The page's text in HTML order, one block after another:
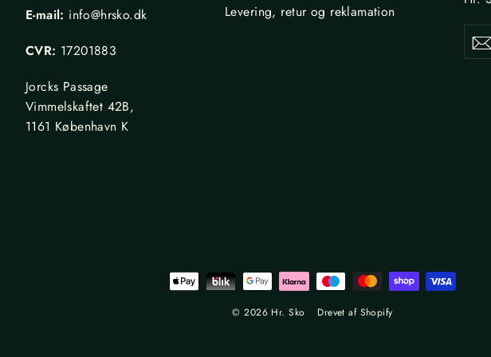
E-mail: info@hrsko.dk
CVR: 17201883
Jorcks Passage
Vimmelskaftet 42B,
1161 København K
Levering, retur og reklamation
Din
© 2026 Hr. Sko Drevet af Shopify